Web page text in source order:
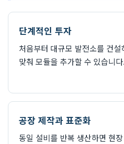
단계적인 투자
처음부터 대규모 발전소를 건
맞춰 모듈을 추가할 수 있습니
공장 제작과 표준화
동일 설비를 반복 생산하면 현